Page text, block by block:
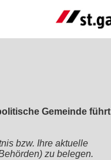
Gemeinde führt
bzw. Ihre aktuelle
zu belegen.